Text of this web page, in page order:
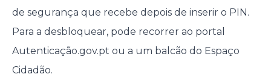
de segurança que recebe depois de inserir o PIN.
Para a desbloquear, pode recorrer ao portal
Autenticação.gov.pt ou a um balcão do Espaço
Cidadão.